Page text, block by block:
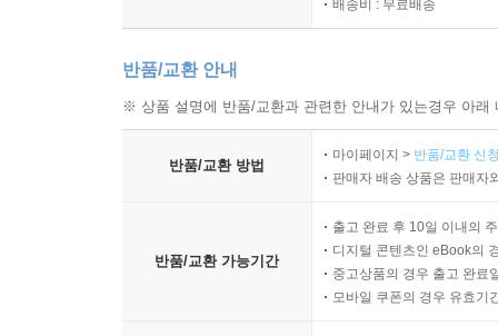
배송비 : 무료배송
반품/교환 안내
※ 상품 설명에 반품/교환과 관련한 안내가 있는경우 아
반품/교환 방법
마이페이지 > 반품/교환 신
판매자 배송 상품은 판매자
반품/교환 가능기간
출고 완료 후 10일 이내의
디지털 콘텐츠인 eBook의
중고상품의 경우 출고 완료
모바일 쿠폰의 경우 유효기